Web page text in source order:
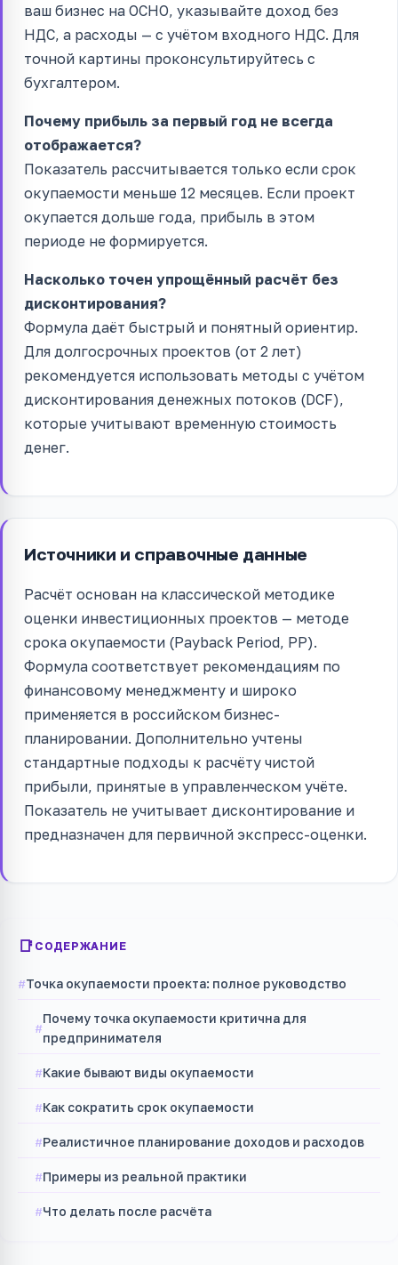
ваш бизнес на ОСНО, указывайте доход без
НДС, а расходы — с учётом входного НДС. Для
точной картины проконсультируйтесь с
бухгалтером.
Почему прибыль за первый год не всегда
отображается?
Показатель рассчитывается только если срок
окупаемости меньше 12 месяцев. Если проект
окупается дольше года, прибыль в этом
периоде не формируется.
Насколько точен упрощённый расчёт без
дисконтирования?
Формула даёт быстрый и понятный ориентир.
Для долгосрочных проектов (от 2 лет)
рекомендуется использовать методы с учётом
дисконтирования денежных потоков (DCF),
которые учитывают временную стоимость
денег.
Источники и справочные данные
Расчёт основан на классической методике
оценки инвестиционных проектов — методе
срока окупаемости (Payback Period, PP).
Формула соответствует рекомендациям по
финансовому менеджменту и широко
применяется в российском бизнес-
планировании. Дополнительно учтены
стандартные подходы к расчёту чистой
прибыли, принятые в управленческом учёте.
Показатель не учитывает дисконтирование и
предназначен для первичной экспресс-оценки.
СОДЕРЖАНИЕ
Точка окупаемости проекта: полное руководство
Почему точка окупаемости критична для
предпринимателя
Какие бывают виды окупаемости
Как сократить срок окупаемости
Реалистичное планирование доходов и расходов
Примеры из реальной практики
Что делать после расчёта